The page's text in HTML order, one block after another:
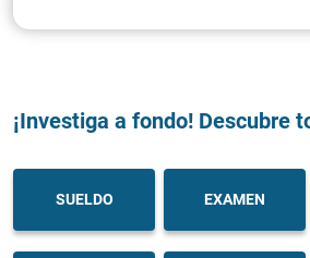
¡Investiga a fondo! Descubre
SUELDO EXAMEN